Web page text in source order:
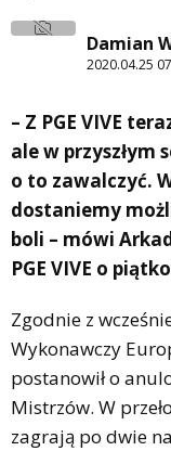
Damian
2020.04.25
– Z PGE VIVE
ale w przyszłym
o to zawalczyć.
dostaniemy
boli – mówi
PGE VIVE o
Zgodnie z
Wykonawczy
postanowił o
Mistrzów. W
zagrają po dwie